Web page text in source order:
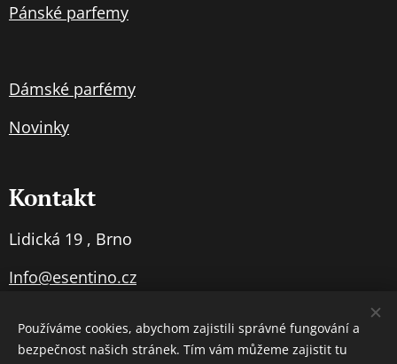
Pánské parfemy
Dámské parfémy
Novinky
Kontakt
Lidická 19 , Brno
Info@esentino.cz
Cookies
Používáme cookies, abychom zajistili správné fungování a
bezpečnost našich stránek. Tím vám můžeme zajistit tu